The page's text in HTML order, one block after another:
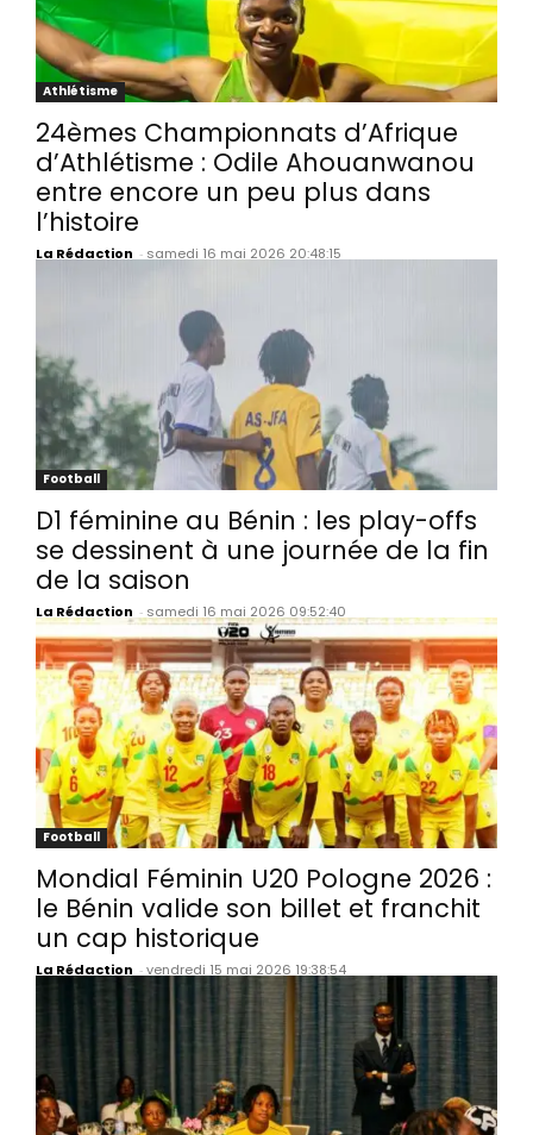
Athlétisme
24èmes Championnats d’Afrique
d’Athlétisme : Odile Ahouanwanou
entre encore un peu plus dans
l’histoire
La Rédaction - samedi 16 mai 2026 20:48:15
Football
D1 féminine au Bénin : les play-offs
se dessinent à une journée de la fin
de la saison
La Rédaction - samedi 16 mai 2026 09:52:40
Football
Mondial Féminin U20 Pologne 2026 :
le Bénin valide son billet et franchit
un cap historique
La Rédaction - vendredi 15 mai 2026 19:38:54